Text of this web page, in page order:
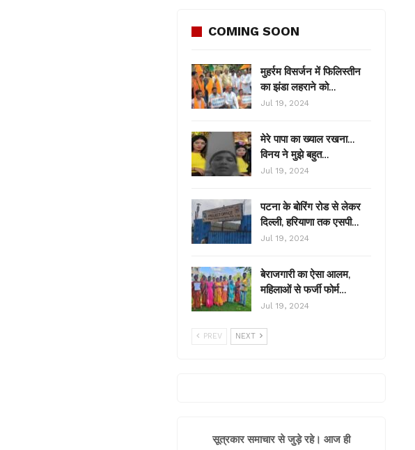
COMING SOON
मुहर्रम विसर्जन में फिलिस्तीन
का झंडा लहराने को…
Jul 19, 2024
मेरे पापा का ख्याल रखना…
विनय ने मुझे बहुत…
Jul 19, 2024
पटना के बोरिंग रोड से लेकर
दिल्ली, हरियाणा तक एसपी…
Jul 19, 2024
बेराजगारी का ऐसा आलम,
महिलाओं से फर्जी फोर्म…
Jul 19, 2024
PREV NEXT
सूत्रकार समाचार से जुड़े रहे। आज ही